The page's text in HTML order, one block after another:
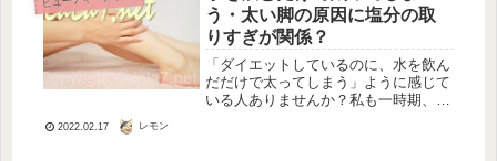
う・太い脚の原因に塩分の取
りすぎが関係？
「ダイエットしているのに、水を飲ん
だだけで太ってしまう」ように感じて
いる人ありませんか？私も一時期、そ
2022.02.17 レモン